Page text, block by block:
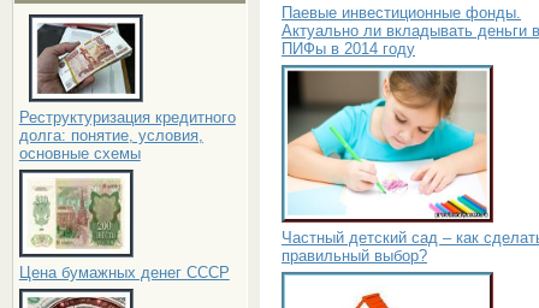
Реструктуризация кредитного
долга: понятие, условия,
основные схемы
Цена бумажных денег СССР
Паевые инвестиционные фонды.
Актуально ли вкладывать деньги в
ПИФы в 2014 году
Частный детский сад – как
правильный выбор?